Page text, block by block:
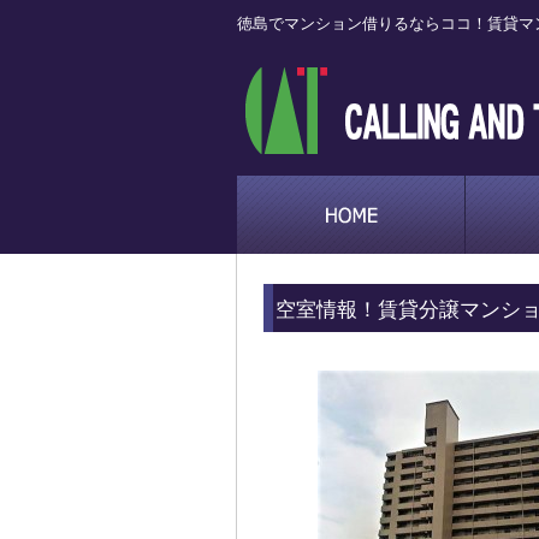
徳島でマンション借りるならココ！賃貸
空室情報！賃貸分譲マンシ